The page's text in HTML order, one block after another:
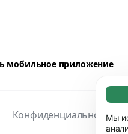
Мы
мобильное приложение
Конфиденциальность